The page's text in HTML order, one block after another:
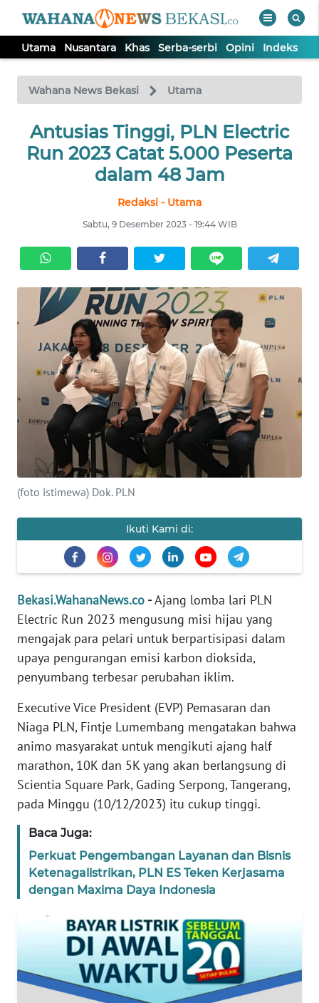
Utama Nusantara Khas Serba-serbi Opini Indeks
Wahana News Bekasi Utama
Antusias Tinggi, PLN Electric
Run 2023 Catat 5.000 Peserta
dalam 48 Jam
Redaksi - Utama
Sabtu, 9 Desember 2023 - 19:44 WIB
(foto istimewa) Dok. PLN
Ikuti Kami di:
Bekasi.WahanaNews.co -Ajang lomba lari PLN
Electric Run 2023 mengusung misi hijau yang
mengajak para pelari untuk berpartisipasi dalam
upaya pengurangan emisi karbon dioksida,
penyumbang terbesar perubahan iklim.
Executive Vice President (EVP) Pemasaran dan
Niaga PLN, Fintje Lumembang mengatakan bahwa
animo masyarakat untuk mengikuti ajang half
marathon, 10K dan 5K yang akan berlangsung di
Scientia Square Park, Gading Serpong, Tangerang,
pada Minggu (10/12/2023) itu cukup tinggi.
Baca Juga:
Perkuat Pengembangan Layanan dan Bisnis
Ketenagalistrikan, PLN ES Teken Kerjasama
dengan Maxima Daya Indonesia
TV
Tutup
UTAMA
SERBA-
SERBI
OPINI
Informasi
INDEKS
KONTAK
INFO
IKLAN
MEDIA
SIBER
REDAKSI
DISCLAIMER
Wahana
News
Regional
WN
JAKARTA
WN